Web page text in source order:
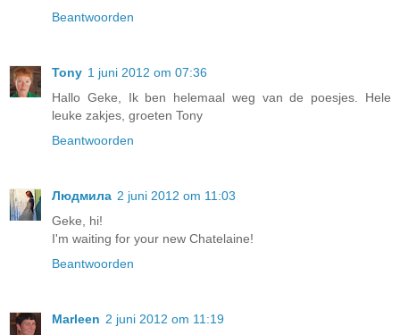
Beantwoorden
Tony 1 juni 2012 om 07:36
Hallo Geke, Ik ben helemaal weg van de poesjes. Hele
leuke zakjes, groeten Tony
Beantwoorden
Людмила 2 juni 2012 om 11:03
Geke, hi!
I'm waiting for your new Chatelaine!
Beantwoorden
Marleen 2 juni 2012 om 11:19